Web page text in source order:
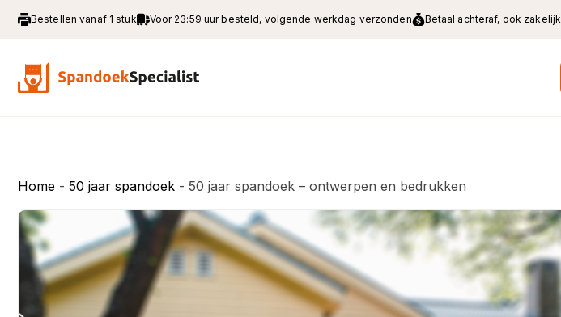
Bestellen vanaf 1 stuk Voor 23:59 uur besteld, volgende werkdag verzonden Betaal achteraf, ook zakelijk
Home - 50 jaar spandoek - 50 jaar spandoek – ontwerpen en bedrukken